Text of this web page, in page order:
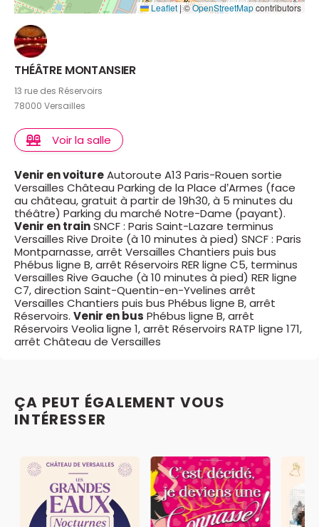
Leaflet |©OpenStreetMapcontributors
THÉÂTRE MONTANSIER
13 rue des Réservoirs
78000 Versailles
Voir la salle
Venir en voitureAutoroute A13 Paris-Rouen sortie
Versailles Château Parking de la Place d’Armes (face
au château, gratuit à partir de 19h30, à 5 minutes du
théâtre) Parking du marché Notre-Dame (payant).
Venir en trainSNCF : Paris Saint-Lazare terminus
Versailles Rive Droite (à 10 minutes à pied) SNCF : Paris
Montparnasse, arrêt Versailles Chantiers puis bus
Phébus ligne B, arrêt Réservoirs RER ligne C5, terminus
Versailles Rive Gauche (à 10 minutes à pied) RER ligne
C7, direction Saint-Quentin-en-Yvelines arrêt
Versailles Chantiers puis bus Phébus ligne B, arrêt
Réservoirs. Venir en bus Phébus ligne B, arrêt
Réservoirs Veolia ligne 1, arrêt Réservoirs RATP ligne 171,
arrêt Château de Versailles
ÇA PEUT ÉGALEMENT VOUS
INTÉRESSER